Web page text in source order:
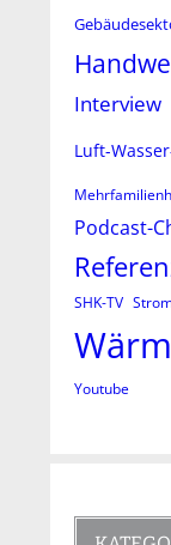
Interview
Luft-
Podcast-
SHK-TV
Youtube